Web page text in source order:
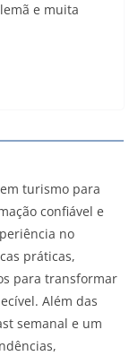
e muita
turismo para
confiável e
no
práticas,
para transformar
Além das
semanal e um